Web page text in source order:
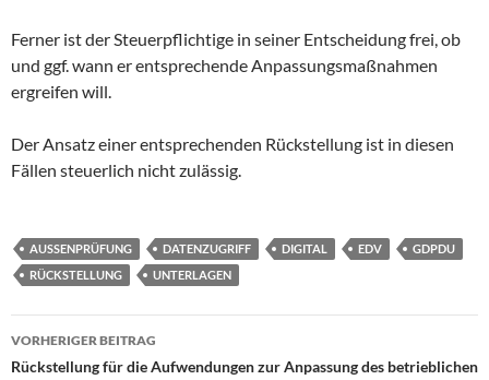
Ferner ist der Steuerpflichtige in seiner Entscheidung frei, ob
und ggf. wann er entsprechende Anpassungsmaßnahmen
ergreifen will.
Der Ansatz einer entsprechenden Rückstellung ist in diesen
Fällen steuerlich nicht zulässig.
AUSSENPRÜFUNG DATENZUGRIFF DIGITAL EDV
GDPDU
RÜCKSTELLUNG
UNTERLAGEN
Beitragsnavigation
VORHERIGER BEITRAG
Rückstellung für die Aufwendungen zur Anpassung des betrieblichen